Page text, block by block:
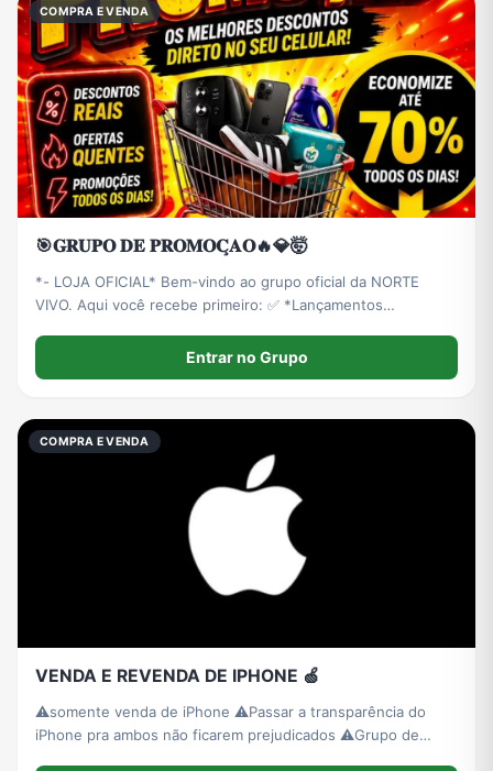
COMPRA E VENDA
🎯𝐆𝐑𝐔𝐏𝐎 𝐃𝐄 𝐏𝐑𝐎𝐌𝐎𝐂̧𝐀𝐎🔥💎🤯
*- LOJA OFICIAL* Bem-vindo ao grupo oficial da NORTE
VIVO. Aqui você recebe primeiro: ✅ *Lançamentos
LIMITADO* - Edições que não voltam.
Entrar no Grupo
COMPRA E VENDA
VENDA E REVENDA DE IPHONE 🍏
⚠️somente venda de iPhone ⚠️Passar a transparência do
iPhone pra ambos não ficarem prejudicados ⚠️Grupo de